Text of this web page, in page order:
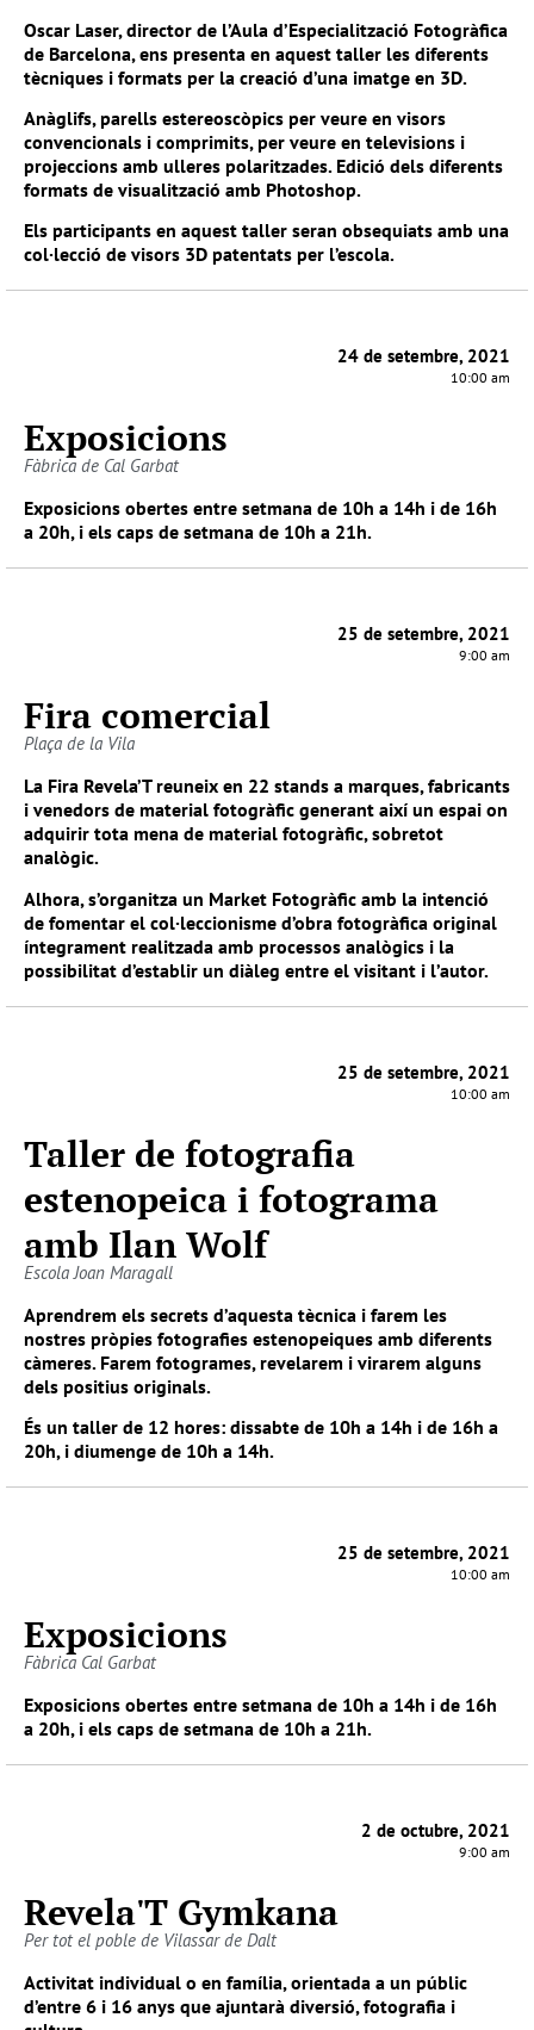
Oscar Laser, director de l’Aula d’Especialització Fotogràfica
de Barcelona, ens presenta en aquest taller les diferents
tècniques i formats per la creació d’una imatge en 3D.
Anàglifs, parells estereoscòpics per veure en visors
convencionals i comprimits, per veure en televisions i
projeccions amb ulleres polaritzades. Edició dels diferents
formats de visualització amb Photoshop.
Els participants en aquest taller seran obsequiats amb una
col·lecció de visors 3D patentats per l’escola.
24 de setembre, 2021
10:00 am
Exposicions
Fàbrica de Cal Garbat
Exposicions obertes entre setmana de 10h a 14h i de 16h
a 20h, i els caps de setmana de 10h a 21h.
25 de setembre, 2021
9:00 am
Fira comercial
Plaça de la Vila
La Fira Revela’T reuneix en 22 stands a marques, fabricants
i venedors de material fotogràfic generant així un espai on
adquirir tota mena de material fotogràfic, sobretot
analògic.
Alhora, s’organitza un Market Fotogràfic amb la intenció
de fomentar el col·leccionisme d’obra fotogràfica original
íntegrament realitzada amb processos analògics i la
possibilitat d’establir un diàleg entre el visitant i l’autor.
25 de setembre, 2021
10:00 am
Taller de fotografia
estenopeica i fotograma
amb Ilan Wolf
Escola Joan Maragall
Aprendrem els secrets d’aquesta tècnica i farem les
nostres pròpies fotografies estenopeiques amb diferents
càmeres. Farem fotogrames, revelarem i virarem alguns
dels positius originals.
És un taller de 12 hores: dissabte de 10h a 14h i de 16h a
20h, i diumenge de 10h a 14h.
25 de setembre, 2021
10:00 am
Exposicions
Fàbrica Cal Garbat
Exposicions obertes entre setmana de 10h a 14h i de 16h
a 20h, i els caps de setmana de 10h a 21h.
2 de octubre, 2021
9:00 am
Revela'T Gymkana
Per tot el poble de Vilassar de Dalt
Activitat individual o en família, orientada a un públic
d’entre 6 i 16 anys que ajuntarà diversió, fotografia i